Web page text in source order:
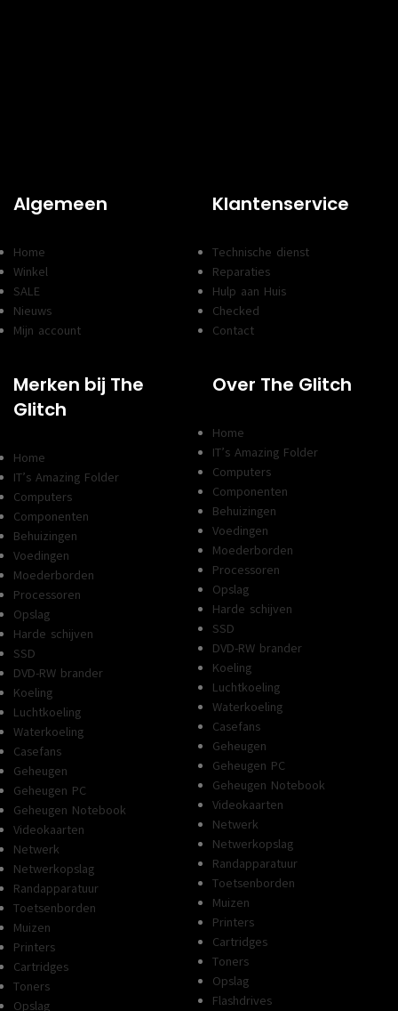
Algemeen
Home
Winkel
SALE
Nieuws
Mijn account
Klantenservice
Technische dienst
Reparaties
Hulp aan Huis
Checked
Contact
Merken bij The
Glitch
Home
IT’s Amazing Folder
Computers
Componenten
Behuizingen
Voedingen
Moederborden
Processoren
Opslag
Harde schijven
SSD
DVD-RW brander
Koeling
Luchtkoeling
Waterkoeling
Casefans
Geheugen
Geheugen PC
Geheugen Notebook
Videokaarten
Netwerk
Netwerkopslag
Randapparatuur
Toetsenborden
Muizen
Printers
Cartridges
Toners
Opslag
Over The Glitch
Home
IT’s Amazing Folder
Computers
Componenten
Behuizingen
Voedingen
Moederborden
Processoren
Opslag
Harde schijven
SSD
DVD-RW brander
Koeling
Luchtkoeling
Waterkoeling
Casefans
Geheugen
Geheugen PC
Geheugen Notebook
Videokaarten
Netwerk
Netwerkopslag
Randapparatuur
Toetsenborden
Muizen
Printers
Cartridges
Toners
Opslag
Flashdrives